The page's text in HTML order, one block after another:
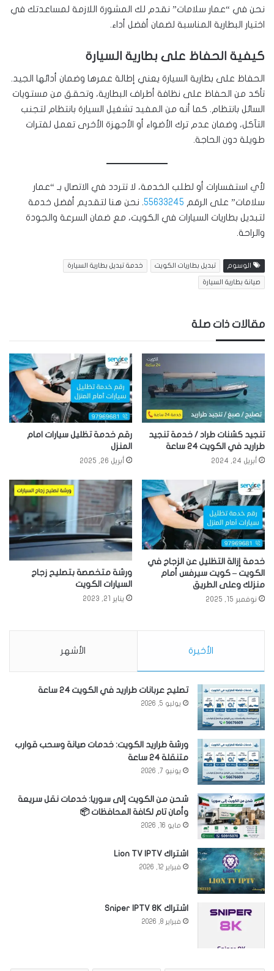
نحن في “عمار سلامات” نقدم لك المشورة اللازمة لمساعدتك في
اختيار البطارية المناسبة لضمان أفضل أداء.
كيفية الحفاظ على بطارية السيارة
الحفاظ على بطارية السيارة يعني إطالة عمرها وضمان أدائها الجيد.
تأكد من الحفاظ على نظافة أطراف البطارية، وتحقق من مستويات
السائل بانتظام. كما أنه من المفيد تشغيل السيارة بانتظام لتجنب
التآكل، وضمان عدم ترك الأضواء أو الأجهزة الأخرى تعمل لفترات
طويلة دون الحاجة.
لأي استفسارات أو لطلب الخدمة، لا تتردد في الاتصال بـ “عمار
سلامات” على الرقم 55633245. نحن هنا لتقديم أفضل خدمة
لتبديل بطاريات السيارات في الكويت، مع ضمان السرعة والجودة
والراحة.
الوسوم تبديل بطاريات الكويت خدمة تبديل بطارية السيارة
صيانة بطارية السيارة
مقالات ذات صلة
تنجيد كشنات طراد / خدمة تنجيد
طراريد في الكويت 24 ساعة
أبريل 24, 2024
رقم خدمة تظليل سيارات امام
المنزل
أبريل 26, 2025
خدمة إزالة التظليل عن الزجاج في
الكويت – كويت سيرفس أمام
منزلك وعلى الطريق
نوفمبر 15, 2025
ورشة متخصصة بتصليح زجاج
السيارات الكويت
يناير 21, 2023
الأخيرة الأشهر
تصليح عربانات طراريد في الكويت 24 ساعة
يوليو 5, 2026
ورشة طراريد الكويت: خدمات صيانة وسحب قوارب
متنقلة 24 ساعة
يونيو 7, 2026
شحن من الكويت إلى سوريا: خدمات نقل سريعة
وأمان تام لكافة المحافظات 📦
مايو 16, 2026
اشتراك Lion TV IPTV
فبراير 12, 2026
اشتراك Sniper IPTV 8K
فبراير 8, 2026